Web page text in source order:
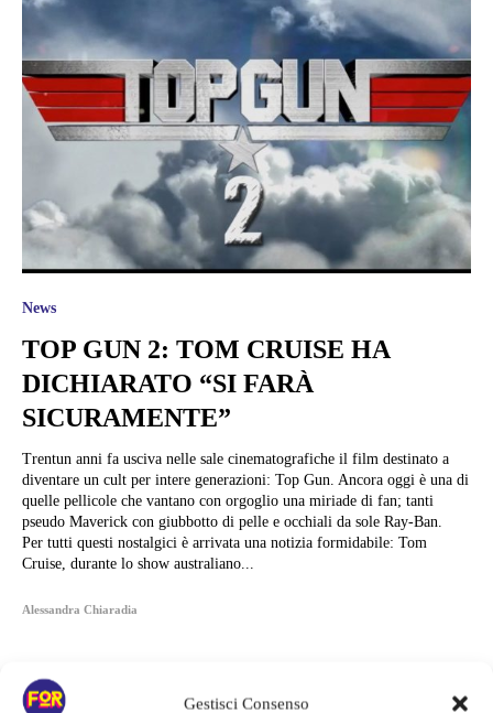
Gestisci Consenso
News
TOP GUN 2: TOM CRUISE HA
DICHIARATO “SI FARÀ
SICURAMENTE”
Trentun anni fa usciva nelle sale cinematografiche il film destinato a
diventare un cult per intere generazioni: Top Gun. Ancora oggi è una di
quelle pellicole che vantano con orgoglio una miriade di fan; tanti
pseudo Maverick con giubbotto di pelle e occhiali da sole Ray-Ban.
Per tutti questi nostalgici è arrivata una notizia formidabile: Tom
Cruise, durante lo show australiano...
Alessandra Chiaradia